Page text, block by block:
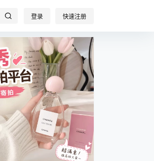
登录 快速注册